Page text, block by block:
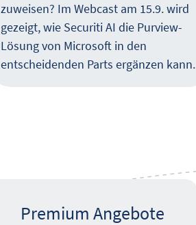
zuweisen? Im Webcast am 15.9. wird
gezeigt, wie Securiti AI die Purview-
Lösung von Microsoft in den
entscheidenden Parts ergänzen kann.
Premium Angebote